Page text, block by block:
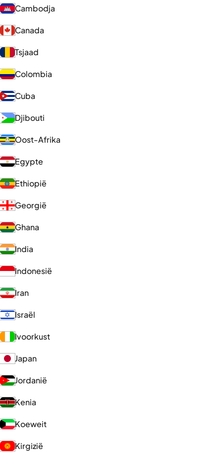
Cambodja
Canada
Tsjaad
Colombia
Cuba
Djibouti
Oost-Afrika
Egypte
Ethiopië
Georgië
Ghana
India
Indonesië
Iran
Israël
Ivoorkust
Japan
Jordanië
Kenia
Koeweit
Kirgizië